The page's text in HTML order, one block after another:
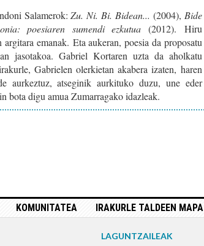
Salamerok:Zu. Ni. Bi. Bidean... (2004), Bide
poesiaren sumendi ezkutua(2012). Hiru
emanak. Eta aukeran, poesia da proposatu
jasotakoa. Gabriel Kortaren uzta da aholkatu
Gabrielen olerkietan akabera izaten, haren
aurkeztuz, atseginik aurkituko duzu, une eder
bota digu amua Zumarragako idazleak.
KOMUNITATEA IRAKURLE TALDEEN MAPA
LAGUNTZAILEAK